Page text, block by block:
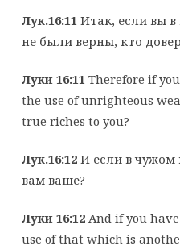
Лук.16:11 Итак, если вы в
не были верны, кто
Луки 16:11 Therefore if
the use of unrighteous
true riches to you?
Лук.16:12 И если в чужом
вам ваше?
Луки 16:12And if you
use of that which is